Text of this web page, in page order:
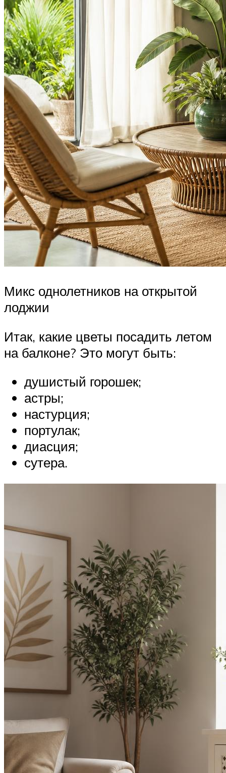
Микс однолетников на открытой
лоджии
Итак, какие цветы посадить летом
на балконе? Это могут быть:
душистый горошек;
астры;
настурция;
портулак;
диасция;
сутера.